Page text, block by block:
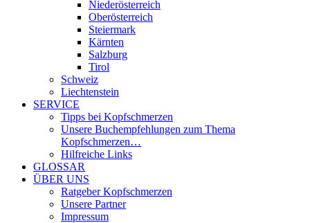
Niederösterreich
Oberösterreich
Steiermark
Kärnten
Salzburg
Tirol
Schweiz
Liechtenstein
SERVICE
Tipps bei Kopfschmerzen
Unsere Buchempfehlungen zum Thema
Kopfschmerzen…
Hilfreiche Links
GLOSSAR
ÜBER UNS
Ratgeber Kopfschmerzen
Unsere Partner
Impressum